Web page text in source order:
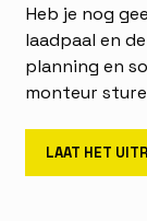
Heb je nog
laadpaal en
planning en
monteur
LAAT HET